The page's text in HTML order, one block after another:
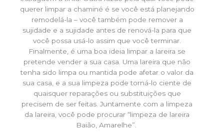
querer limpar a chaminé é se você está planejando
remodelá-la – você também pode remover a
sujidade e a sujidade antes de renová-la para que
você possa usá-lo assim que você terminar.
Finalmente, é uma boa ideia limpar a lareira se
pretende vender a sua casa. Uma lareira que não
tenha sido limpa ou mantida pode afetar o valor da
sua casa, e a sua limpeza pode torná-lo ciente de
quaisquer reparações ou substituições que
precisem de ser feitas. Juntamente com a limpeza
da lareira, você pode procurar “limpeza de lareira
Baião, Amarelhe”.